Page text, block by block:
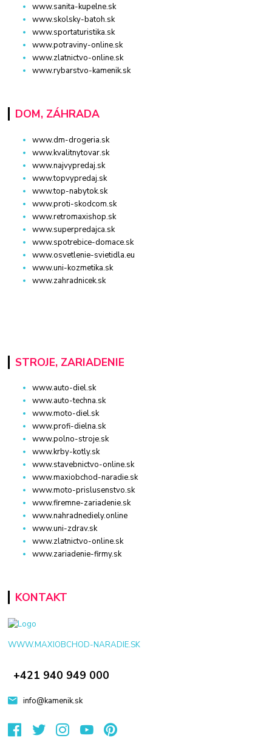
www.sanita-kupelne.sk
www.skolsky-batoh.sk
www.sportaturistika.sk
www.potraviny-online.sk
www.zlatnictvo-online.sk
www.rybarstvo-kamenik.sk
DOM, ZÁHRADA
www.dm-drogeria.sk
www.kvalitnytovar.sk
www.najvypredaj.sk
www.topvypredaj.sk
www.top-nabytok.sk
www.proti-skodcom.sk
www.retromaxishop.sk
www.superpredajca.sk
www.spotrebice-domace.sk
www.osvetlenie-svietidla.eu
www.uni-kozmetika.sk
www.zahradnicek.sk
STROJE, ZARIADENIE
www.auto-diel.sk
www.auto-techna.sk
www.moto-diel.sk
www.profi-dielna.sk
www.polno-stroje.sk
www.krby-kotly.sk
www.stavebnictvo-online.sk
www.maxiobchod-naradie.sk
www.moto-prislusenstvo.sk
www.firemne-zariadenie.sk
www.nahradnediely.online
www.uni-zdrav.sk
www.zlatnictvo-online.sk
www.zariadenie-firmy.sk
KONTAKT
WWW.MAXIOBCHOD-NARADIE.SK
+421 940 949 000
info@kamenik.sk